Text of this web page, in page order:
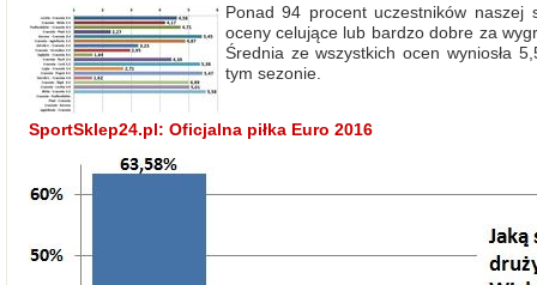
Ponad 94 procent uczestników
oceny celujące lub bardzo dobre za
Średnia ze wszystkich ocen wyniosła
tym sezonie.
SportSklep24.pl: Oficjalna piłka Euro 2016